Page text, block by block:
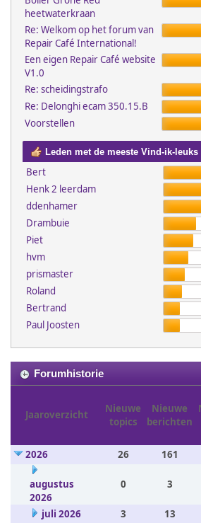
heetwaterkraan
Re: Welkom op het forum van
Repair Café International!
Een eigen Repair Café website
V1.0
Re: scheidingstrafo
Re: Delonghi ecam 350.15.B
Voorstellen
Leden met de meeste Vind-ik-leuks
Bert
Henk 2 leerdam
ddenhamer
Drambuie
Piet
hvm
prismaster
Roland
Bertrand
Paul Joosten
Forumhistorie
Jaaroverzicht
Nieuwe
topics
Nieuwe
berichten
2026 26 161
augustus
2026
0 3
juli 2026 3 13